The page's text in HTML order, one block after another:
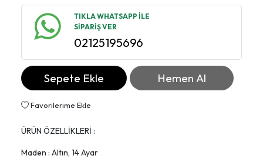
TIKLA WHATSAPP İLE
SİPARİŞ VER
02125195696
Sepete Ekle Hemen Al
Favorilerime Ekle
ÜRÜN ÖZELLİKLERİ :
Maden : Altın, 14 Ayar